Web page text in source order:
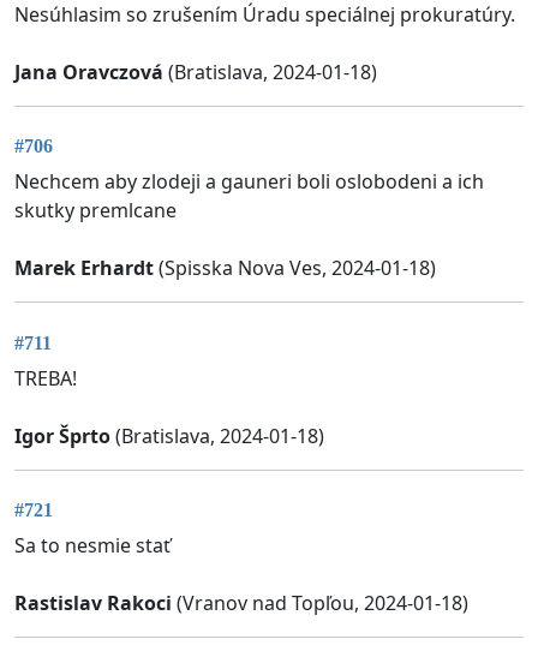
Nesúhlasim so zrušením Úradu speciálnej prokuratúry.
Jana Oravczová (Bratislava, 2024-01-18)
#706
Nechcem aby zlodeji a gauneri boli oslobodeni a ich
skutky premlcane
Marek Erhardt(Spisska Nova Ves, 2024-01-18)
#711
TREBA!
Igor Šprto(Bratislava, 2024-01-18)
#721
Sa to nesmie stať
Rastislav Rakoci (Vranov nad Topľou, 2024-01-18)